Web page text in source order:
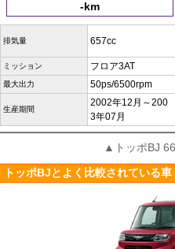
-km
排気量 657cc
ミッション フロア3AT
最大出力 50ps/6500rpm
生産期間
2002年12月～200
3年07月
▲トッポBJ
トッポBJとよく比較されている車